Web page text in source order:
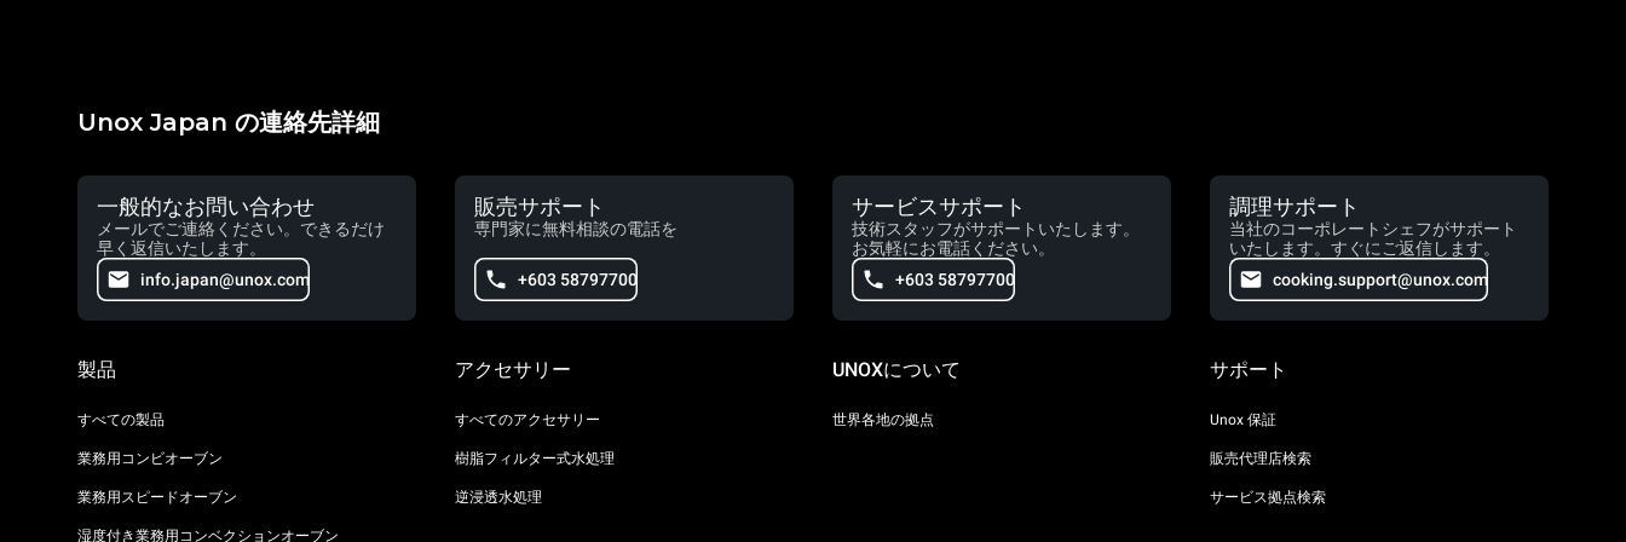
Unox Japan の連絡先詳細
一般的なお問い合わせ
メールでご連絡ください。できるだけ
早く返信いたします。
info.japan@unox.com
販売サポート
専門家に無料相談の電話を
+603 58797700
サービスサポート
技術スタッフがサポートいたします。
お気軽にお電話ください。
+603 58797700
調理サポート
当社のコーポレートシェフがサポート
いたします。すぐにご返信します。
cooking.support@unox.com
製品
すべての製品
業務用コンビオーブン
業務用スピードオーブン
湿度付き業務用コンベクションオーブン
アクセサリー
すべてのアクセサリー
樹脂フィルター式水処理
逆浸透水処理
UNOXについて
世界各地の拠点
サポート
Unox 保証
販売代理店検索
サービス拠点検索